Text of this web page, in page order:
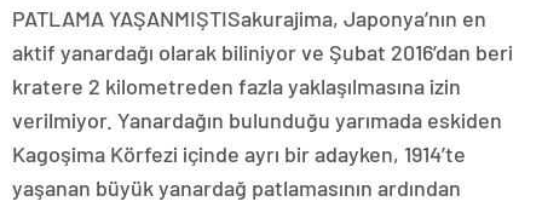
PATLAMA YAŞANMIŞTISakurajima, Japonya’nın en
aktif yanardağı olarak biliniyor ve Şubat 2016’dan beri
kratere 2 kilometreden fazla yaklaşılmasına izin
verilmiyor. Yanardağın bulunduğu yarımada eskiden
Kagoşima Körfezi içinde ayrı bir adayken, 1914’te
yaşanan büyük yanardağ patlamasının ardından